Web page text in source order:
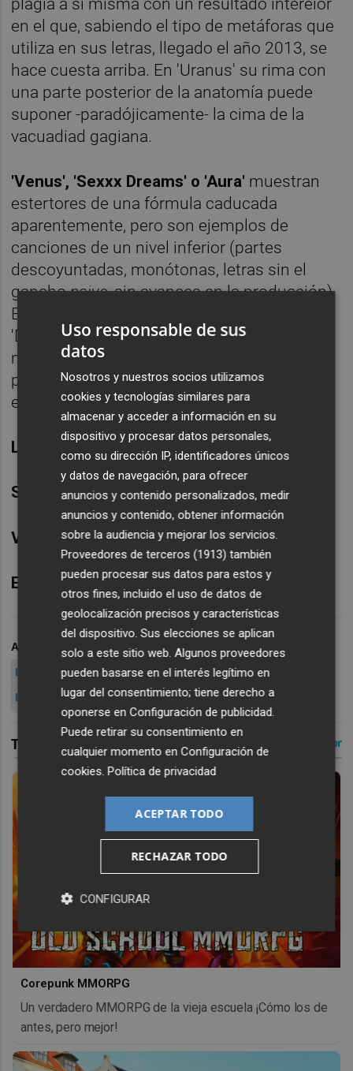
plagia a sí misma con un resultado intereior
en el que, sabiendo el tipo de metáforas que
utiliza en sus letras, llegado el año 2013, se
hace cuesta arriba. En 'Uranus' su rima con
una parte posterior de la anatomía puede
suponer -paradójicamente- la cima de la
vacuadiad gagiana.
'Venus', 'Sexxx Dreams' o 'Aura' muestran
estertores de una fórmula caducada
aparentemente, pero son ejemplos de
canciones de un nivel inferior (partes
descoyuntadas, monótonas, letras sin el
ganchonaive, sin avances en la producción).
Eso sí, casi como si pudiera ser inevitable
'Do What U Want o 'Dope' son buenos
momentos para un disco una vez más largo,
pero que dada la falta detalento se hace
especialmente insufrible.
LADY GAGA - 'ARTPOP'
Sello : Interscope Records, 2013
Valoración: 3,5/10
Escucharlo:Spotifyo YouTube
ARCHIVADO EN LADY GAGA
LADY GAGA VALENCIA
LADY GAGA CRÍTICA DE DISCO
LADY GAGA ARTPOP
LADY GAGA ARTPOP CRÍTIC
Corepunk MMORPG
Un verdadero MMORPG de la vieja escuela ¡Cómo los de
antes, pero mejor!
Uso responsable de sus
datos
Nosotros y nuestros socios utilizamos
cookies y tecnologías similares para
almacenar y acceder a información en su
dispositivo y procesar datos personales,
como su dirección IP, identificadores únicos
y datos de navegación, para ofrecer
anuncios y contenido personalizados, medir
anuncios y contenido, obtener información
sobre la audiencia y mejorar los servicios.
Proveedores de terceros (1913) también
pueden procesar sus datos para estos y
otros fines, incluido el uso de datos de
geolocalización precisos y características
del dispositivo. Sus elecciones se aplican
solo a este sitio web. Algunos proveedores
pueden basarse en el interés legítimo en
lugar del consentimiento; tiene derecho a
oponerse enConfiguración de publicidad.
Puede retirar su consentimiento en
cualquier momento enConfiguración de
cookies.Política de privacidad
ACEPTAR TODO
RECHAZAR TODO
CONFIGURAR